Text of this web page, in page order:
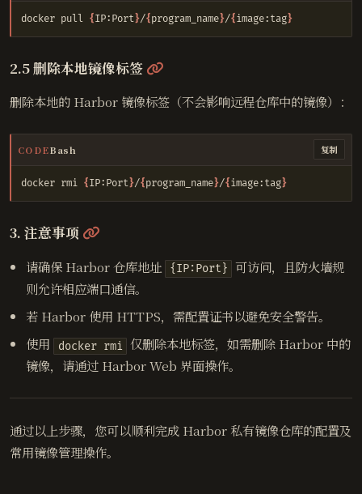
docker pull {IP:Port}/{program_name}/{image:tag}
2.5 删除本地镜像标签 @
删除本地的 Harbor 镜像标签（不会影响远程仓库中的镜像）：
CODEBash 复制
docker rmi {IP:Port}/{program_name}/{image:tag}
3. 注意事项 @
请确保 Harbor 仓库地址 {IP:Port}
可访问，且防火墙规
则允许相应端口通信。
若 Harbor 使用 HTTPS，需配置证书以避免安全警告。
使用
docker rmi 仅删除本地标签，如需删除 Harbor 中的
镜像，请通过 Harbor Web 界面操作。
通过以上步骤，您可以顺利完成 Harbor 私有镜像仓库的配置及
常用镜像管理操作。